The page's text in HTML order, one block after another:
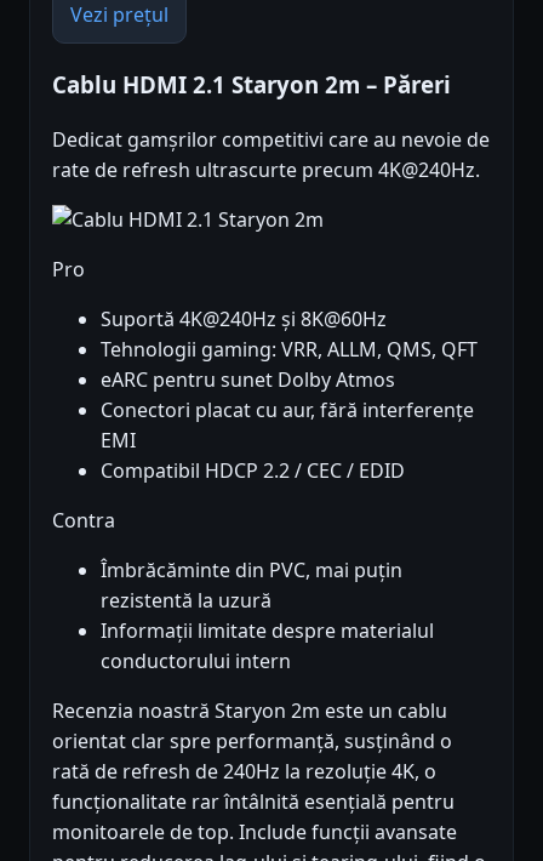
Vezi prețul
Cablu HDMI 2.1 Staryon 2m – Păreri
Dedicat gamșrilor competitivi care au nevoie de
rate de refresh ultrascurte precum 4K@240Hz.
Pro
Suportă 4K@240Hz și 8K@60Hz
Tehnologii gaming: VRR, ALLM, QMS, QFT
eARC pentru sunet Dolby Atmos
Conectori placat cu aur, fără interferențe
EMI
Compatibil HDCP 2.2 / CEC / EDID
Contra
Îmbrăcăminte din PVC, mai puțin
rezistentă la uzură
Informații limitate despre materialul
conductorului intern
Recenzia noastră Staryon 2m este un cablu
orientat clar spre performanță, susținând o
rată de refresh de 240Hz la rezoluție 4K, o
funcționalitate rar întâlnită esențială pentru
monitoarele de top. Include funcții avansate